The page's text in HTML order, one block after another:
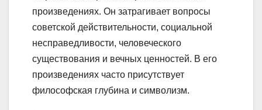
произведениях. Он затрагивает вопросы
советской действительности, социальной
несправедливости, человеческого
существования и вечных ценностей. В его
произведениях часто присутствует
философская глубина и символизм.